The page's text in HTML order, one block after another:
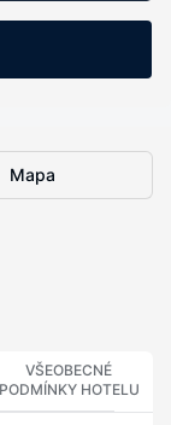
Mapa
VŠEOBECNÉ
PODMÍNKY HOTELU